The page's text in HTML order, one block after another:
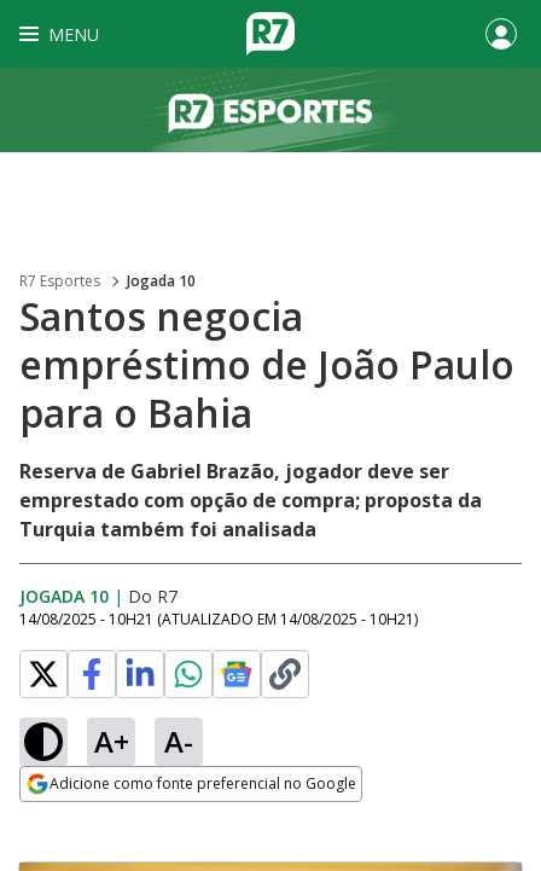
MENU
R7 Esportes Jogada 10
Santos negocia
empréstimo de João Paulo
para o Bahia
Reserva de Gabriel Brazão, jogador deve ser
emprestado com opção de compra; proposta da
Turquia também foi analisada
JOGADA 10 | Do R7
14/08/2025 - 10H21 (ATUALIZADO EM 14/08/2025 - 10H21)
A+ A-
Adicione como fonte preferencial no Google